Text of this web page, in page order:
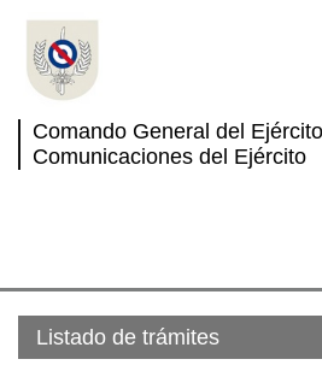
Comando General del
Comunicaciones del Ejército
Listado de trámites